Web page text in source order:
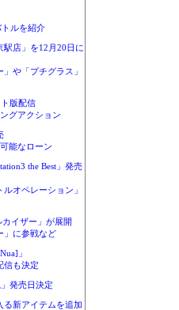
ルを紹介
駅店」を12月20日に
や「プチグラス」
版配信
グアクション
能なローン
the Best」発売
オペレーション」
カイザー」が展開
」に参戦など
」
信も決定
発売日決定
る新アイテムを追加